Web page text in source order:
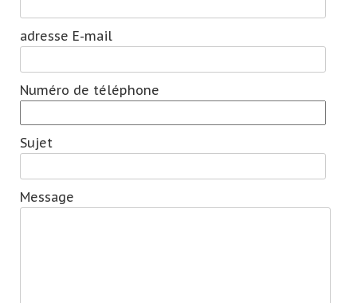
adresse E-mail
Gelieve dit veld leeg te laten.
Numéro de téléphone
Sujet
Message